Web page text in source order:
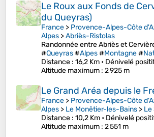
Le Roux aux Fonds de
du Queyras)
France > Provence-Alpes-Côte
Alpes >Abriès-Ristolas
Randonnée entre Abriès et
#Queyras#Alpes#Montagne#
Distance : 16,2 Km • Dénivelé
Altitude maximum : 2 925 m
Le Grand Aréa depuis le
France > Provence-Alpes-Côte
Alpes > Le Monêtier-les-Bains > Le
Distance : 10,2 Km • Dénivelé
Altitude maximum : 2 551 m